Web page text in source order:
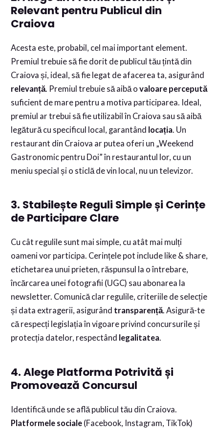
Relevant pentru Publicul din
Craiova
Acesta este, probabil, cel mai important element.
Premiul trebuie să fie dorit de publicul tău țintă din
Craiova și, ideal, să fie legat de afacerea ta, asigurând
relevanță. Premiul trebuie să aibă ovaloare percepută
suficient de mare pentru a motiva participarea. Ideal,
premiul ar trebui să fie utilizabil în Craiova sau să aibă
legătură cu specificul local, garantând locația. Un
restaurant din Craiova ar putea oferi un „Weekend
Gastronomic pentru Doi” în restaurantul lor, cu un
meniu special și o sticlă de vin local, nu un televizor.
3. Stabilește Reguli Simple și Cerințe
de Participare Clare
Cu cât regulile sunt mai simple, cu atât mai mulți
oameni vor participa. Cerințele pot include like & share,
etichetarea unui prieten, răspunsul la o întrebare,
încărcarea unei fotografii (UGC) sau abonarea la
newsletter. Comunică clar regulile, criteriile de selecție
și data extragerii, asigurând transparență. Asigură-te
că respecți legislația în vigoare privind concursurile și
protecția datelor, respectând legalitatea.
4. Alege Platforma Potrivită și
Promovează Concursul
Identifică unde se află publicul tău din Craiova.
Platformele sociale (Facebook, Instagram, TikTok)